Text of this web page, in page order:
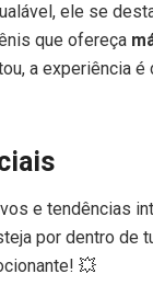
ele se
que ofereça
a experiência
e tendências
por dentro de
💥